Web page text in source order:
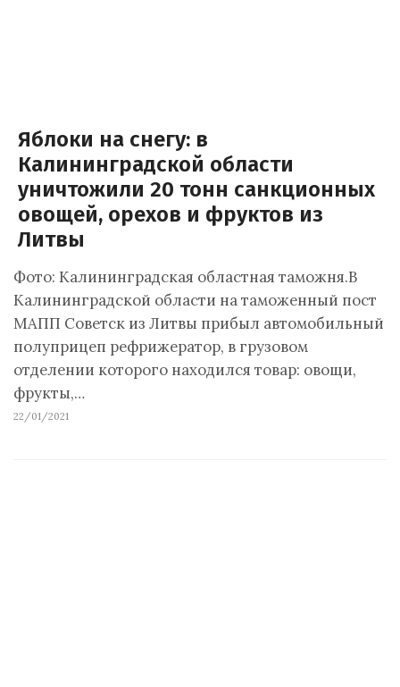
Яблоки на снегу: в
Калининградской области
уничтожили 20 тонн санкционных
овощей, орехов и фруктов из
Литвы
Фото: Калининградская областная таможня.В
Калининградской области на таможенный пост
МАПП Советск из Литвы прибыл автомобильный
полуприцеп рефрижератор, в грузовом
отделении которого находился товар: овощи,
фрукты,…
22/01/2021